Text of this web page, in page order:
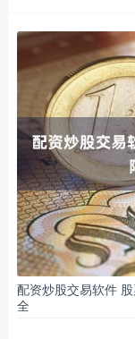
配资炒股交易软件
全